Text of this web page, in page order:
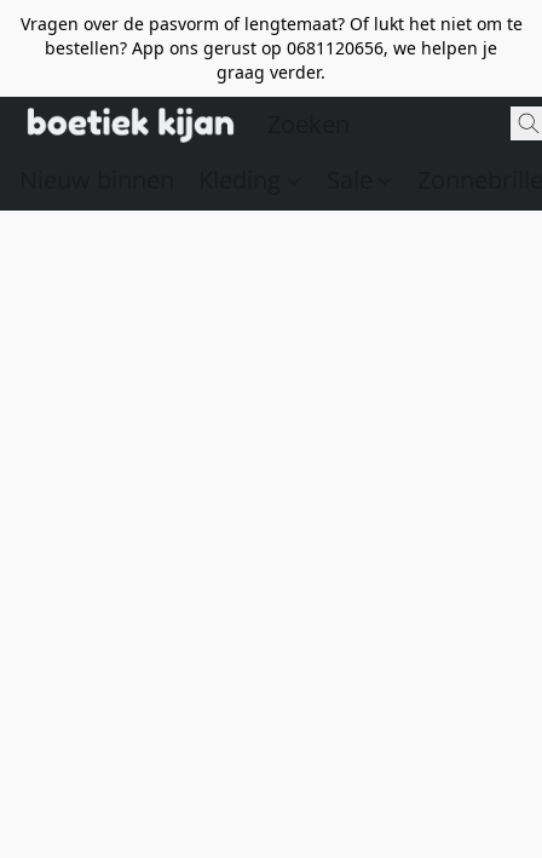
Vragen over de pasvorm of lengtemaat? Of lukt het niet om te
bestellen? App ons gerust op 0681120656, we helpen je
graag verder.